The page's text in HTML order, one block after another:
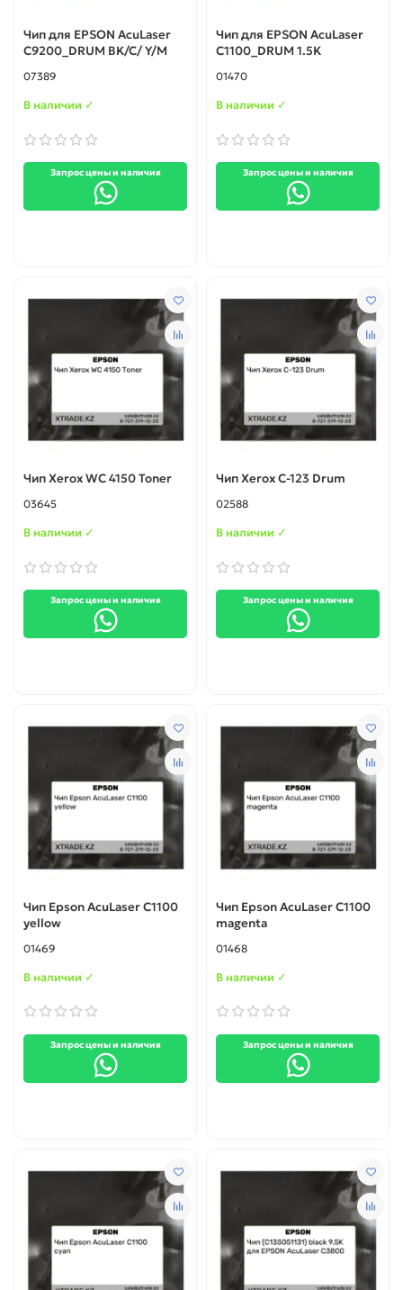
Чип для EPSON AcuLaser
C9200_DRUM BK/C/ Y/M
07389
В наличии ✓
Запрос цены и наличия
Чип для EPSON AcuLaser
C1100_DRUM 1.5K
01470
В наличии ✓
Запрос цены и наличия
Чип Xerox WC 4150 Toner
03645
В наличии ✓
Запрос цены и наличия
Чип Xerox C-123 Drum
02588
В наличии ✓
Запрос цены и наличия
Чип Epson AcuLaser C1100
yellow
01469
В наличии ✓
Запрос цены и наличия
Чип Epson AcuLaser C1100
magenta
01468
В наличии ✓
Запрос цены и наличия